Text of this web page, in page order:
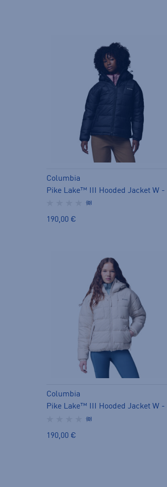
Columbia
(0)
190,00 €
Columbia
(0)
190,00 €